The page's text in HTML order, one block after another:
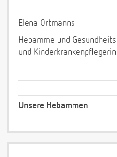
Elena Ortmanns
Hebamme und
und Kinderkrankenpflegerin
Unsere Hebammen